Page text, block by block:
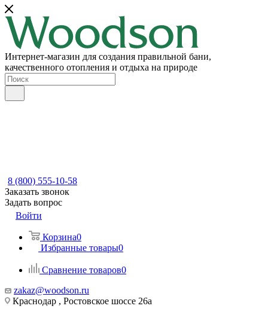
Интернет-магазин для создания правильной бани,
качественного отопления и отдыха на природе
8 (800) 555-10-58
Заказать звонок
Задать вопрос
Войти
Корзина0
Избранные товары0
Сравнение товаров0
zakaz@woodson.ru
Краснодар , Ростовское шоссе 26а